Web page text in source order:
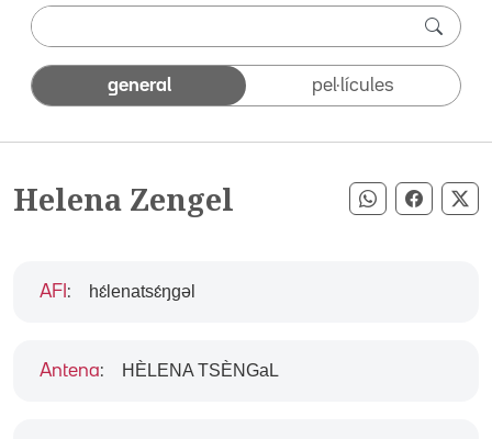
general pel·lícules
Helena Zengel Compartir
AFI : hɛ́lenatsɛ́ŋgəl
Antena: HÈLENA TSÈNGaL